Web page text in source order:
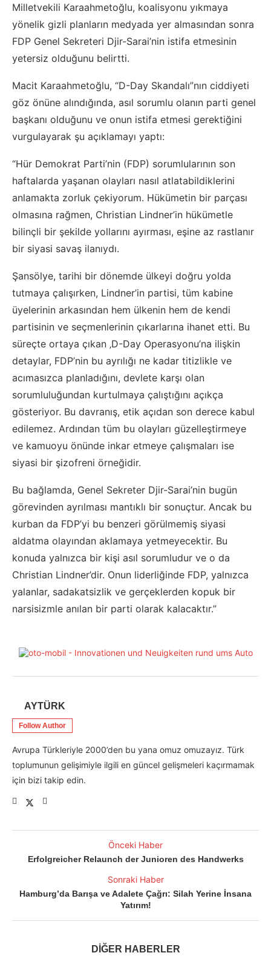
Milletvekili Karaahmetoğlu, koalisyonu yıkmaya
yönelik gizli planların medyada yer almasından sonra
FDP Genel Sekreteri Djir-Sarai’nin istifa etmesinin
yetersiz olduğunu belirtti.
Macit Karaahmetoğlu, “D-Day Skandalı”nın ciddiyeti
göz önüne alındığında, asıl sorumlu olanın parti genel
başkanı olduğunu ve onun istifa etmesi gerektiğini
vurgulayarak şu açıklamayı yaptı:
“Hür Demokrat Parti’nin (FDP) sorumlularının son
haftalarda yaşanan olayları nasıl atlatabildiklerini
anlamakta zorluk çekiyorum. Hükümetin bir parçası
olmasına rağmen, Christian Lindner’in hükümetle
bilinçli bir şekilde yollarını ayırması, eşine az rastlanır
bir siyasi savaş ilanıydı.
Şansölye, tarihi bir dönemde ülkeyi doğru yolda
tutmaya çalışırken, Lindner’in partisi, tüm kabine
üyelerinin arkasından hem ülkenin hem de kendi
partisinin ve seçmenlerinin çıkarlarına ihanet etti. Bu
süreçte ortaya çıkan ‚D-Day Operasyonu’na ilişkin
detaylar, FDP’nin bu ayrılığı ne kadar titizlikle ve
acımasızca planladığını, devlete karşı olan
sorumluluğundan kurtulmaya çalıştığını açıkça
gösteriyor. Bu davranış, etik açıdan son derece kabul
edilemez. Ardından tüm bu olayları güzelleştirmeye
ve kamuoyu önünde inkar etmeye çalışmaları ise
siyasi bir şizofreni örneğidir.
Bu bağlamda, Genel Sekreter Djir-Sarai’nin bugün
görevinden ayrılması mantıklı bir sonuçtur. Ancak bu
kurban da FDP’yi bu benzeri görülmemiş siyasi
aldatma olayından aklamaya yetmeyecektir. Bu
konuda yalnızca bir kişi asıl sorumludur ve o da
Christian Lindner’dir. Onun liderliğinde FDP, yalnızca
yalanlar, sadakatsizlik ve gerçeklerden kopuk bir
narsisizmle anılan bir parti olarak kalacaktır.”
AYTÜRK
Follow Author
Avrupa Türkleriyle 2000’den bu yana omuz omuzayız. Türk
toplumunun gelişimiyle ilgili en güncel gelişmeleri kaçırmamak
için bizi takip edin.
Önceki Haber
Erfolgreicher Relaunch der Junioren des Handwerks
Sonraki Haber
Hamburg’da Barışa ve Adalete Çağrı: Silah Yerine İnsana
Yatırım!
DİĞER HABERLER